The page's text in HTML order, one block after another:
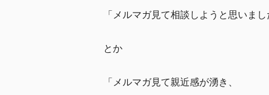
「メルマガ見て相談しようと思いまし
とか
「メルマガ見て親近感が湧き、